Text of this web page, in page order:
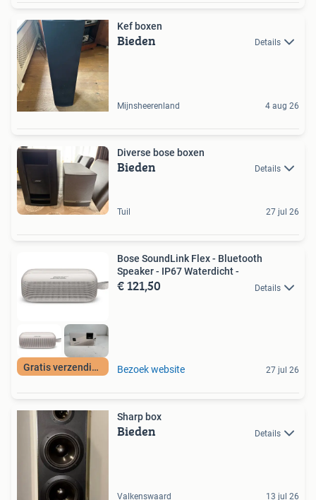
Kef boxen
Bieden Details
Mijnsheerenland 4 aug 26
Diverse bose boxen
Bieden Details
Tuil 27 jul 26
Gratis verzending
Bose SoundLink Flex - Bluetooth
Speaker - IP67 Waterdicht -
€ 121,50 Details
Bezoek website 27 jul 26
Sharp box
Bieden Details
Valkenswaard 13 jul 26